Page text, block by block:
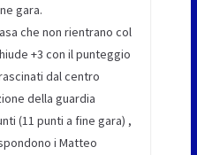
gara.
che non rientrano col
+3 con il punteggio
dal centro
della guardia
(11 punti a fine gara) ,
i Matteo